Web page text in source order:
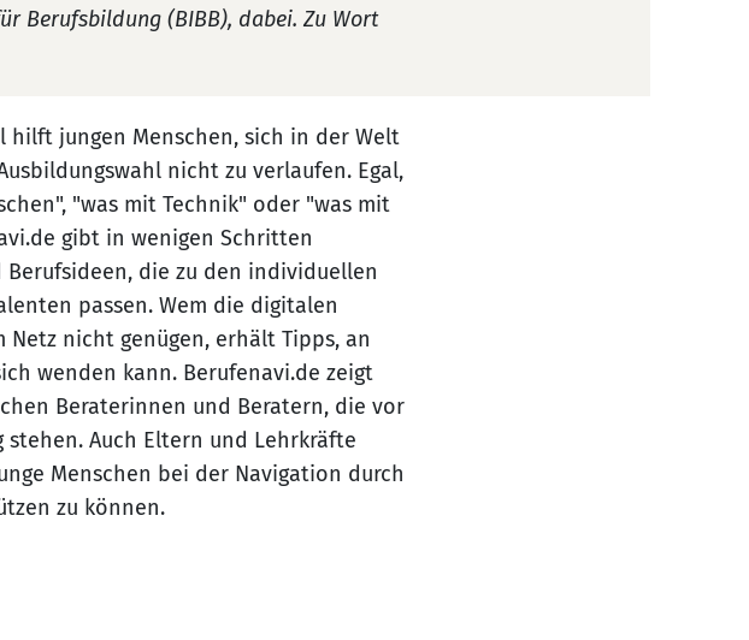
Berufsbildung (BIBB), dabei. Zu Wort
hilft jungen Menschen, sich in der Welt
nicht zu verlaufen. Egal,
"was mit Technik" oder "was mit
gibt in wenigen Schritten
Berufsideen, die zu den individuellen
passen. Wem die digitalen
nicht genügen, erhält Tipps, an
wenden kann. Berufenavi.de zeigt
Beraterinnen und Beratern, die vor
stehen. Auch Eltern und Lehrkräfte
Menschen bei der Navigation durch
zu können.